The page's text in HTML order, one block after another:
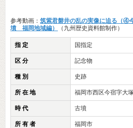
参考動画： 筑紫君磐井の乱の実像に迫る（④
墳 福岡地域編）
（九州歴史資料館制作）
指 定 国指定
区 分 記念物
種 別 史跡
所 在 地 福岡市西区今宿字大塚
時 代 古墳
所 有 者 福岡市